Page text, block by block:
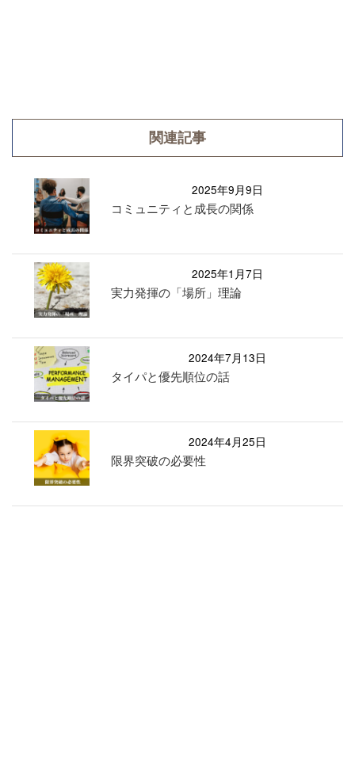
関連記事
2025年9月9日
コミュニティと成長の関係
2025年1月7日
実力発揮の「場所」理論
2024年7月13日
タイパと優先順位の話
2024年4月25日
限界突破の必要性